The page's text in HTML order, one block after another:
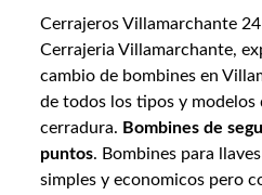
Cerrajeros Villamarchante
Cerrajeria Villamarchante,
cambio de bombines en
de todos los tipos y modelos
cerradura. Bombines de
puntos. Bombines para
simples y economicos pero